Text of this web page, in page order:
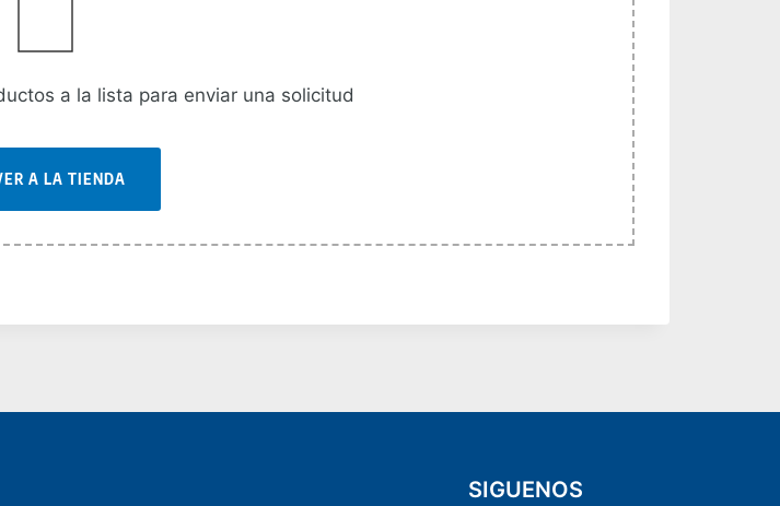
a la lista para enviar una solicitud
A LA TIENDA
SIGUENOS